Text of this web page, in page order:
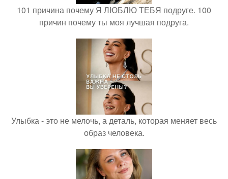
101 причина почему Я ЛЮБЛЮ ТЕБЯ подруге. 100
причин почему ты моя лучшая подруга.
Улыбка - это не мелочь, а деталь, которая меняет весь
образ человека.